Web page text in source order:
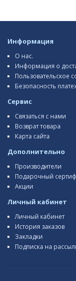
Информация
О нас.
Информация о
Пользовательское
Безопасность
Сервис
Связаться с нами
Возврат товара
Карта сайта
Дополнительно
Производители
Подарочный
Акции
Личный кабинет
Личный кабинет
История заказов
Закладки
Подписка на